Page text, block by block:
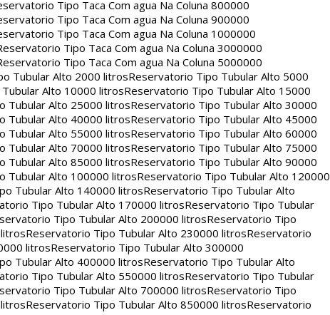
Tipo Taca Com agua Na Coluna 800000
Tipo Taca Com agua Na Coluna 900000
Tipo Taca Com agua Na Coluna 1000000
Tipo Taca Com agua Na Coluna 3000000
Tipo Taca Com agua Na Coluna 5000000
Tubular Alto 2000 litrosReservatorio Tipo Tubular Alto 5000
Alto 10000 litrosReservatorio Tipo Tubular Alto 15000
Tubular Alto 25000 litrosReservatorio Tipo Tubular Alto 30000
Tubular Alto 40000 litrosReservatorio Tipo Tubular Alto 45000
Tubular Alto 55000 litrosReservatorio Tipo Tubular Alto 60000
Tubular Alto 70000 litrosReservatorio Tipo Tubular Alto 75000
Tubular Alto 85000 litrosReservatorio Tipo Tubular Alto 90000
Tubular Alto 100000 litrosReservatorio Tipo Tubular Alto 120000
Tubular Alto 140000 litrosReservatorio Tipo Tubular Alto
Tipo Tubular Alto 170000 litrosReservatorio Tipo Tubular
Tipo Tubular Alto 200000 litrosReservatorio Tipo
Reservatorio Tipo Tubular Alto 230000 litrosReservatorio
litrosReservatorio Tipo Tubular Alto 300000
Tubular Alto 400000 litrosReservatorio Tipo Tubular Alto
Tipo Tubular Alto 550000 litrosReservatorio Tipo Tubular
Tipo Tubular Alto 700000 litrosReservatorio Tipo
Reservatorio Tipo Tubular Alto 850000 litrosReservatorio